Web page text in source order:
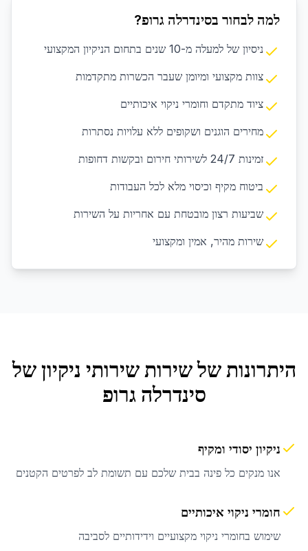
למה לבחור בסינדרלה גרופ?
ניסיון של למעלה מ-10 שנים בתחום הניקיון המקצועי
צוות מקצועי ומיומן שעבר הכשרות מתקדמות
ציוד מתקדם וחומרי ניקוי איכותיים
מחירים הוגנים ושקופים ללא עלויות נסתרות
זמינות 24/7 לשירותי חירום ובקשות דחופות
ביטוח מקיף וכיסוי מלא לכל העבודות
שביעות רצון מובטחת עם אחריות על השירות
שירות מהיר, אמין ומקצועי
היתרונות של שירותשירותי ניקיוןשל
סינדרלה גרופ
ניקיון יסודי ומקיף
אנו מנקים כל פינה בבית שלכם עם תשומת לב לפרטים הקטנים
חומרי ניקוי איכותיים
שימוש בחומרי ניקוי מקצועיים וידידותיים לסביבה